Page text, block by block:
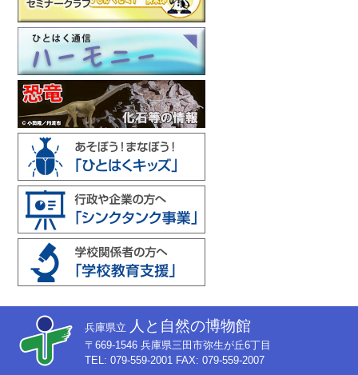
兵庫県立 人と自然の博物館
〒669-1546 兵庫県三田市弥生が丘6丁目
TEL: 079-559-2001 FAX: 079-559-2007